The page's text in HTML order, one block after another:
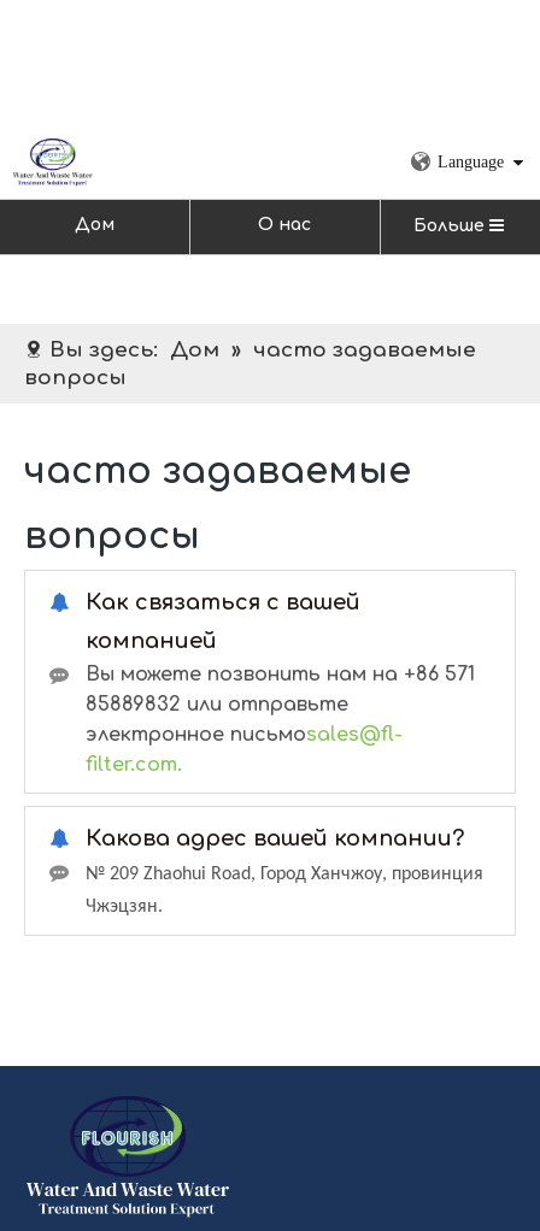
Language
Дом О нас Больше
Вы здесь: Дом » часто задаваемые
вопросы
часто задаваемые
вопросы
Как связаться с вашей
компанией
Вы можете позвонить нам на +86 571
85889832 или отправьте
электронное письмоsales@fl-
filter.com.
Какова адрес вашей компании?
№ 209 Zhaohui Road, Город Ханчжоу, провинция
Чжэцзян.